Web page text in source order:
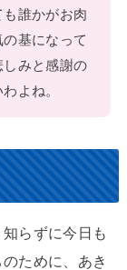
誰かがお肉
基になって
しみと感謝の
よね。
知らずに今日も
ために、あき